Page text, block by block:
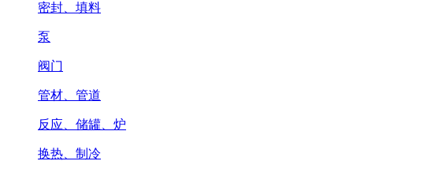
密封、填料
泵
阀门
管材、管道
反应、储罐、炉
换热、制冷